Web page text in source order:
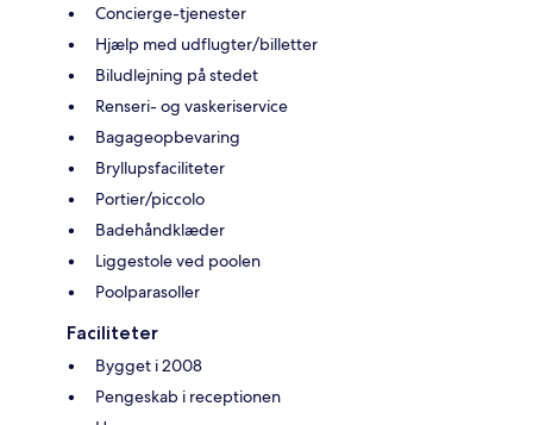
Concierge-tjenester
Hjælp med udflugter/billetter
Biludlejning på stedet
Renseri- og vaskeriservice
Bagageopbevaring
Bryllupsfaciliteter
Portier/piccolo
Badehåndklæder
Liggestole ved poolen
Poolparasoller
Faciliteter
Bygget i 2008
Pengeskab i receptionen